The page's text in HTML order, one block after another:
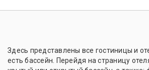
Здесь представлены все гостиницы и
есть бассейн. Перейдя на страницу